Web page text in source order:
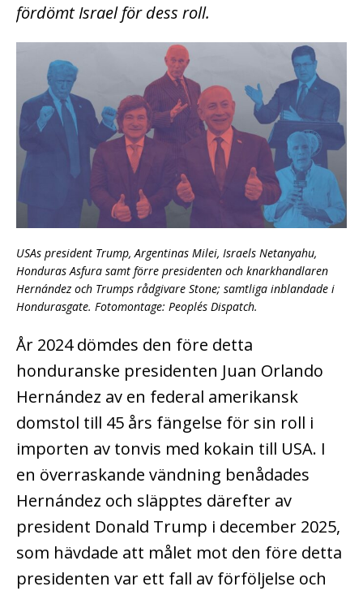
fördömt Israel för dess roll.
USAs president Trump, Argentinas Milei, Israels Netanyahu,
Honduras Asfura samt förre presidenten och knarkhandlaren
Hernández och Trumps rådgivare Stone; samtliga inblandade i
Hondurasgate. Fotomontage: People´s Dispatch.
År 2024 dömdes den före detta
honduranske presidenten Juan Orlando
Hernández av en federal amerikansk
domstol till 45 års fängelse för sin roll i
importen av tonvis med kokain till USA. I
en överraskande vändning benådades
Hernández och släpptes därefter av
president Donald Trump i december 2025,
som hävdade att målet mot den före detta
presidenten var ett fall av förföljelse och